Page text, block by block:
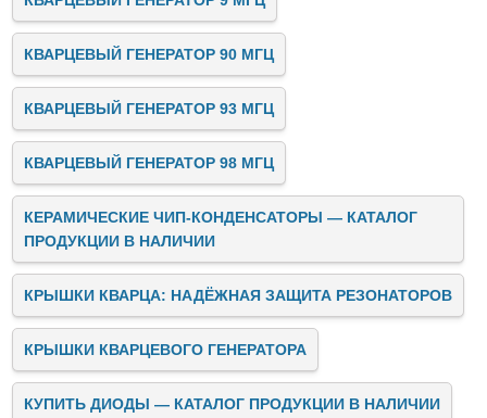
КВАРЦЕВЫЙ ГЕНЕРАТОР 90 МГЦ
КВАРЦЕВЫЙ ГЕНЕРАТОР 93 МГЦ
КВАРЦЕВЫЙ ГЕНЕРАТОР 98 МГЦ
КЕРАМИЧЕСКИЕ ЧИП-КОНДЕНСАТОРЫ — КАТАЛОГ
ПРОДУКЦИИ В НАЛИЧИИ
КРЫШКИ КВАРЦА: НАДЁЖНАЯ ЗАЩИТА РЕЗОНАТОРОВ
КРЫШКИ КВАРЦЕВОГО ГЕНЕРАТОРА
КУПИТЬ ДИОДЫ — КАТАЛОГ ПРОДУКЦИИ В НАЛИЧИИ